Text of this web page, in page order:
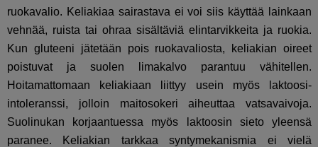
ruokavalio. Keliakiaa sairastava ei voi siis käyttää lainkaan
vehnää, ruista tai ohraa sisältäviä elintarvikkeita ja ruokia.
Kun gluteeni jätetään pois ruokavaliosta, keliakian oireet
poistuvat ja suolen limakalvo parantuu vähitellen.
Hoitamattomaan keliakiaan liittyy usein myös laktoosi-
intoleranssi, jolloin maitosokeri aiheuttaa vatsavaivoja.
Suolinukan korjaantuessa myös laktoosin sieto yleensä
paranee. Keliakian tarkkaa syntymekanismia ei vielä